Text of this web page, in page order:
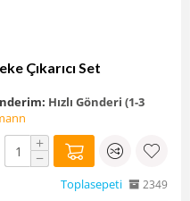
Çıkarıcı Set
Hızlı Gönderi (1-3
+
−
Toplasepeti 2349